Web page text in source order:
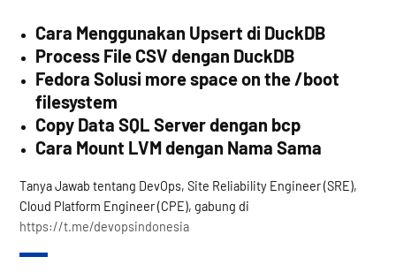
Cara Menggunakan Upsert di DuckDB
Process File CSV dengan DuckDB
Fedora Solusi more space on the /boot
filesystem
Copy Data SQL Server dengan bcp
Cara Mount LVM dengan Nama Sama
Tanya Jawab tentang DevOps, Site Reliability Engineer (SRE),
Cloud Platform Engineer (CPE), gabung di
https://t.me/devopsindonesia